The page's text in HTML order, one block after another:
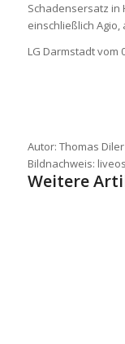
Schadensersatz in
einschließlich Agio,
LG Darmstadt vom
Autor: Thomas
Bildnachweis:
Weitere